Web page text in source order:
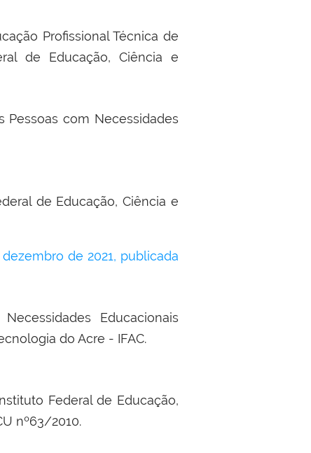
Profissional Técnica de
de Educação, Ciência e
Pessoas com Necessidades
de Educação, Ciência e
de 2021, publicada
Educacionais
do Acre - IFAC.
Federal de Educação,
nº63/2010.